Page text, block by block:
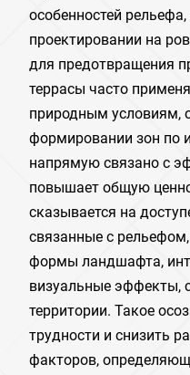
особенностей
проектировании на
для предотвращения
террасы часто
природным условиям,
формировании зон по
напрямую связано с
повышает общую
сказывается на
связанные с
формы ландшафта,
визуальные эффекты,
территории. Такое
трудности и снизить
факторов,